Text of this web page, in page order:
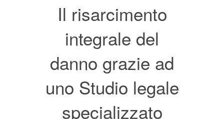
Il risarcimento
integrale del
danno grazie ad
uno Studio legale
specializzato